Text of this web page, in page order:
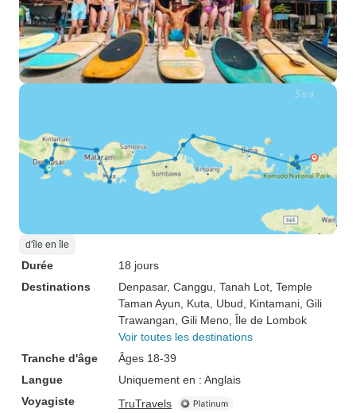
d'île en île
Durée
18 jours
Destinations
Denpasar, Canggu , Tanah Lot , Temple
Taman Ayun , Kuta , Ubud , Kintamani , Gili
Trawangan , Gili Meno , Île de Lombok
Voir toutes les destinations
Tranche d'âge
Âges 18-39
Langue
Uniquement en : Anglais
Voyagiste
TruTravels